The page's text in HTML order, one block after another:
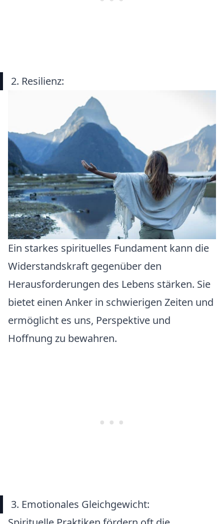
2. Resilienz:
Ein starkes spirituelles Fundament kann die
Widerstandskraft gegenüber den
Herausforderungen des Lebens stärken. Sie
bietet einen Anker in schwierigen Zeiten und
ermöglicht es uns, Perspektive und
Hoffnung zu bewahren.
3. Emotionales Gleichgewicht: